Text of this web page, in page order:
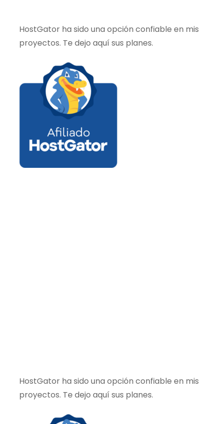
HostGator ha sido una opción confiable en mis
proyectos. Te dejo aquí sus planes.
HostGator ha sido una opción confiable en mis
proyectos. Te dejo aquí sus planes.